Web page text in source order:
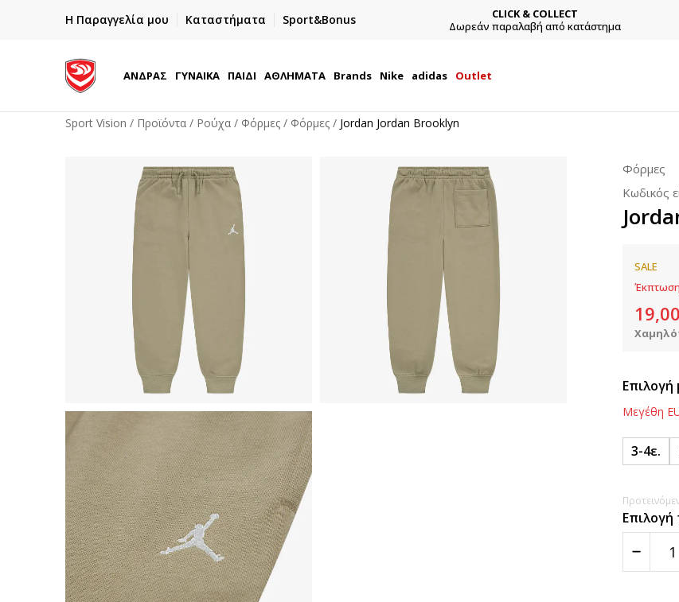
Η Παραγγελία μου Καταστήματα Sport&Bonus
ΓΡΗΓΟΡΟΤΕΡΗ ΠΑΡΑΔΟΣΗ ΜΕ BOX NOW
Παραλαβή 24/7
CLICK & COLLECT
Δωρεάν παραλαβή από κατάστημα
ΑΝΔΡΑΣ ΓΥΝΑΙΚΑ ΠΑΙΔΙ ΑΘΛΗΜΑΤΑ Brands Nike adidas Outlet
Sport Vision Προϊόντα Ρούχα Φόρμες Φόρμες Jordan Jordan Brooklyn
Φόρμες
Κωδικός
SALE
Έκπτωση
19,00
Επιλογή
Μεγέθη
3-4ε.